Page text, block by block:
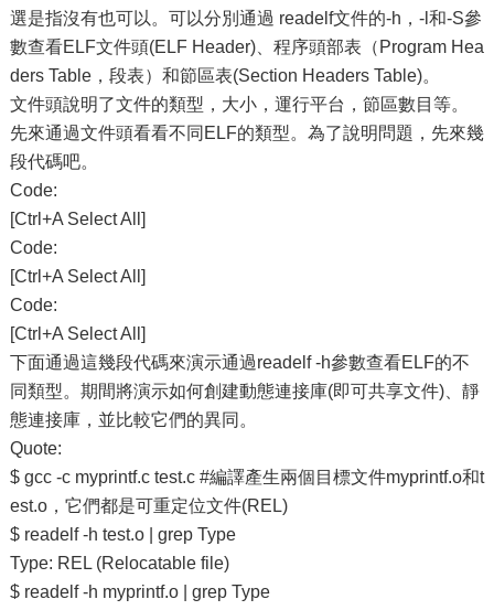
選是指沒有也可以。可以分別通過 readelf文件的-h，-l和-S參
數查看ELF文件頭(ELF Header)、程序頭部表（Program Hea
ders Table，段表）和節區表(Section Headers Table)。
文件頭說明了文件的類型，大小，運行平台，節區數目等。
先來通過文件頭看看不同ELF的類型。為了說明問題，先來幾
段代碼吧。
Code:
[Ctrl+A Select All]
Code:
[Ctrl+A Select All]
Code:
[Ctrl+A Select All]
下面通過這幾段代碼來演示通過readelf -h參數查看ELF的不
同類型。期間將演示如何創建動態連接庫(即可共享文件)、靜
態連接庫，並比較它們的異同。
Quote:
$ gcc -c myprintf.c test.c #編譯產生兩個目標文件myprintf.o和t
est.o，它們都是可重定位文件(REL)
$ readelf -h test.o | grep Type
Type: REL (Relocatable file)
$ readelf -h myprintf.o | grep Type